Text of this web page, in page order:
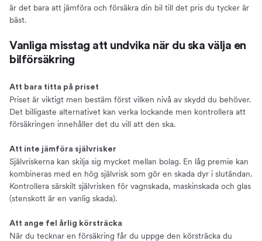
är det bara att jämföra och försäkra din bil till det pris du tycker är
bäst.
Vanliga misstag att undvika när du ska välja en
bilförsäkring
Att bara titta på priset
Priset är viktigt men bestäm först vilken nivå av skydd du behöver.
Det billigaste alternativet kan verka lockande men kontrollera att
försäkringen innehåller det du vill att den ska.
Att inte jämföra självrisker
Självriskerna kan skilja sig mycket mellan bolag. En låg premie kan
kombineras med en hög självrisk som gör en skada dyr i slutändan.
Kontrollera särskilt självrisken för vagnskada, maskinskada och glas
(stenskott är en vanlig skada).
Att ange fel årlig körsträcka
När du tecknar en försäkring får du uppge den körsträcka du